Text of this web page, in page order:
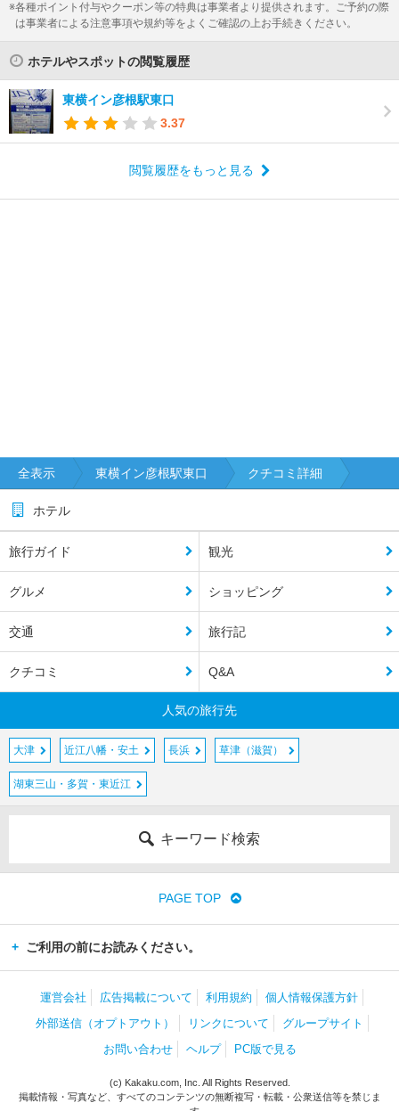
各種ポイント付与やクーポン等の特典は事業者より提供されます。ご予約の際
は事業者による注意事項や規約等をよくご確認の上お手続きください。
ホテルやスポットの閲覧履歴
東横イン彦根駅東口
3.37
閲覧履歴をもっと見る
全表示 東横イン彦根駅東口 クチコミ詳細
ホテル
旅行ガイド 観光
グルメ ショッピング
交通 旅行記
クチコミ Q&A
人気の旅行先
大津 近江八幡・安土 長浜 草津（滋賀）
湖東三山・多賀・東近江
キーワード検索
PAGE TOP
ご利用の前にお読みください。
運営会社 広告掲載について 利用規約
個人情報保護方針
外部送信（オプトアウト）
リンクについて
グループサイト
お問い合わせ
ヘルプ PC版で見る
(c) Kakaku.com, Inc. All Rights Reserved.
掲載情報・写真など、すべてのコンテンツの無断複写・転載・公衆送信等を禁じま